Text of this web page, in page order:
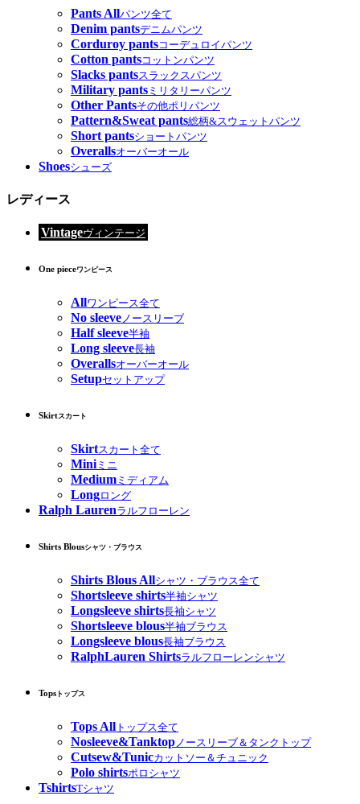
Pants Allパンツ全て
Denim pantsデニムパンツ
Corduroy pantsコーデュロイパンツ
Cotton pantsコットンパンツ
Slacks pantsスラックスパンツ
Military pants ミリタリーパンツ
Other Pantsその他ポリパンツ
Pattern&Sweat pants総柄&スウェットパンツ
Short pantsショートパンツ
Overallsオーバーオール
Shoesシューズ
レディース
Vintageヴィンテージ
One pieceワンピース
Allワンピース全て
No sleeveノースリーブ
Half sleeve半袖
Long sleeve長袖
Overallsオーバーオール
Setupセットアップ
Skirtスカート
Skirtスカート全て
Miniミニ
Medium ミディアム
Longロング
Ralph Laurenラルフローレン
Shirts Blousシャツ・ブラウス
Shirts Blous Allシャツ・ブラウス全て
Shortsleeve shirts半袖シャツ
Longsleeve shirts長袖シャツ
Shortsleeve blous半袖ブラウス
Longsleeve blous長袖ブラウス
RalphLauren Shirtsラルフローレンシャツ
Tops トップス
Tops All トップス全て
Nosleeve&Tanktop ノースリーブ＆タンクトップ
Cutsew&Tunicカットソー＆チュニック
Polo shirtsポロシャツ
TshirtsTシャツ